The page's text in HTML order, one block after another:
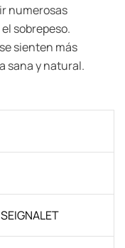
numerosas
sobrepeso.
sienten más
sana y natural.